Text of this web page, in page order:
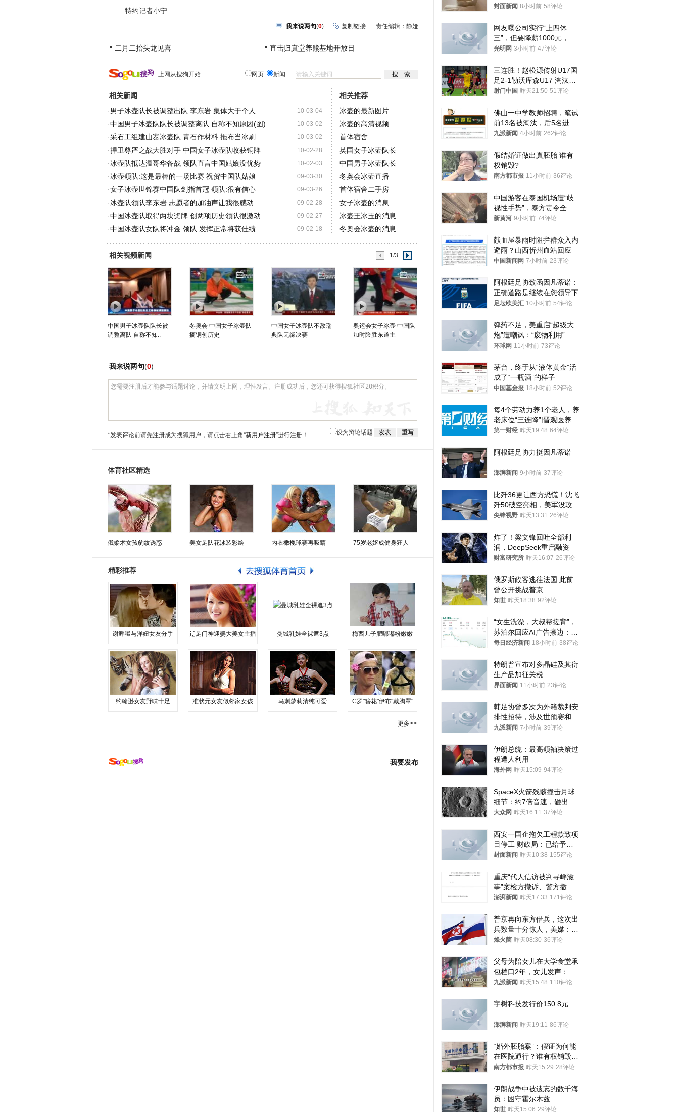
特约记者小宁
我来说两句(0) 复制链接 责任编辑：静娅
二月二抬头龙见喜 直击归真堂养熊基地开放日
上网从搜狗开始 网页 新闻
相关新闻
10-03-04
·男子冰壶队长被调整出队 李东岩:集体大于个人
10-03-02
·中国男子冰壶队队长被调整离队 自称不知原因(图)
10-03-02
·采石工组建山寨冰壶队:青石作材料 拖布当冰刷
10-02-28
·捍卫尊严之战大胜对手 中国女子冰壶队收获铜牌
10-02-03
·冰壶队抵达温哥华备战 领队直言中国姑娘没优势
09-03-30
·冰壶领队:这是最棒的一场比赛 祝贺中国队姑娘
09-03-26
·女子冰壶世锦赛中国队剑指首冠 领队:很有信心
09-02-28
·冰壶队领队李东岩:志愿者的加油声让我很感动
09-02-27
·中国冰壶队取得两块奖牌 创两项历史领队很激动
09-02-18
·中国冰壶队女队将冲金 领队:发挥正常将获佳绩
相关推荐
冰壶的最新图片
冰壶的高清视频
首体宿舍
英国女子冰壶队长
中国男子冰壶队长
冬奥会冰壶直播
首体宿舍二手房
女子冰壶的消息
冰壶王冰玉的消息
冬奥会冰壶的消息
相关视频新闻 1/3
中国男子冰壶队队长被
调整离队 自称不知..
冬奥会 中国女子冰壶队
摘铜创历史
中国女子冰壶队不敌瑞
典队无缘决赛
奥运会女子冰壶 中国队
加时险胜东道主
我来说两句(0)
*发表评论前请先注册成为搜狐用户，请点击右上角“新用户注册”进行注册！ 设为辩论话题
体育社区精选
俄柔术女孩豹纹诱惑 美女足队花泳装彩绘 内衣橄榄球赛再吸睛 75岁老妪成健身狂人
精彩推荐
谢晖曝与洋妞女友分手 辽足门神迎娶大美女主播 曼城乳娃全裸遮3点 梅西儿子肥嘟嘟粉嫩嫩
约翰逊女友野味十足 准状元女友似邻家女孩 马刺萝莉清纯可爱 C罗"簪花"伊布"戴胸罩"
更多>>
我要发布
帖吐槽后酒店退还一半的
封面新闻 8小时前 58评论
网友曝公司实行“上四休
三”，但要降薪1000元，不
接受只能辞职
光明网 3小时前 47评论
三连胜！赵松源传射U17国
足2-1勒沃库森U17 淘汰赛
将战河床
射门中国 昨天21:50 51评论
佛山一中学教师招聘，笔试
前13名被淘汰，后5名进体
检，被疑萝卜岗，官方通
九派新闻 4小时前 262评论
假结婚证做出真胚胎 谁有
权销毁?
南方都市报 11小时前 36评论
中国游客在泰国机场遭“歧
视性手势”，泰方责令全面
调查，对责任人采取最严厉
新黄河 9小时前 74评论
献血屋暴雨时阻拦群众入内
避雨？山西忻州血站回应
中国新闻网 7小时前 23评论
阿根廷足协致函因凡蒂诺：
正确道路是继续在您领导下
足坛欧美汇 10小时前 54评论
弹药不足，美重启“超级大
炮”遭嘲讽：“废物利用”
环球网 11小时前 73评论
茅台，终于从“液体黄金”活
成了“一瓶酒”的样子
中国基金报 18小时前 52评论
每4个劳动力养1个老人，养
老床位“三连降”|晋观医养
第一财经 昨天19:48 64评论
阿根廷足协力挺因凡蒂诺
澎湃新闻 9小时前 37评论
比歼36更让西方恐慌！沈飞
歼50破空亮相，美军没攻克
的技术被拿下
尖锋视野 昨天13:31 26评论
炸了！梁文锋回吐全部利
润，DeepSeek重启融资
财富研究所 昨天16:07 26评论
俄罗斯政客逃往法国 此前
曾公开挑战普京
知世 昨天18:38 92评论
“女生洗澡，大叔帮搓背”，
苏泊尔回应AI广告擦边：视
频全下架，已强化内容管理
每日经济新闻 18小时前 38评论
特朗普宣布对多晶硅及其衍
生产品加征关税
界面新闻 11小时前 23评论
韩足协曾多次为外籍裁判安
排性招待，涉及世预赛和奥
预赛，韩足协回应
九派新闻 7小时前 39评论
伊朗总统：最高领袖决策过
程遭人利用
海外网 昨天15:09 94评论
SpaceX火箭残骸撞击月球
细节：约7倍音速，砸出直
径约30米撞击坑
大众网 昨天16:11 37评论
西安一国企拖欠工程款致项
目停工 财政局：已给予处
分，正督促整改
封面新闻 昨天10:38 155评论
重庆“代人信访被判寻衅滋
事”案检方撤诉、警方撤
案，两被告人获国赔
澎湃新闻 昨天17:33 171评论
普京再向东方借兵，这次出
兵数量十分惊人，美媒：俄
朝要动真格？
烽火菌 昨天08:30 36评论
父母为陪女儿在大学食堂承
包档口2年，女儿发声：初
衷是为了陪伴，毕业后将不
九派新闻 昨天15:48 110评论
宇树科技发行价150.8元
澎湃新闻 昨天19:11 86评论
“婚外胚胎案”：假证为何能
在医院通行？谁有权销毁胚
胎？
南方都市报 昨天15:29 28评论
伊朗战争中被遗忘的数千海
员：困守霍尔木兹
知世 昨天15:06 29评论